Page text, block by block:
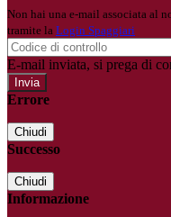
Non hai una e-mail associata al
tramite la Login Spaggiari
E-mail inviata, si prega di
Errore
Chiudi
Successo
Chiudi
Informazione